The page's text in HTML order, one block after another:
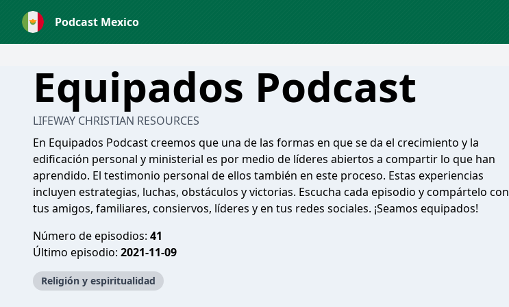
Podcast Mexico
Equipados Podcast
LIFEWAY CHRISTIAN RESOURCES
En Equipados Podcast creemos que una de las formas en que se da el crecimiento y la
edificación personal y ministerial es por medio de líderes abiertos a compartir lo que han
aprendido. El testimonio personal de ellos también en este proceso. Estas experiencias
incluyen estrategias, luchas, obstáculos y victorias. Escucha cada episodio y compártelo con
tus amigos, familiares, consiervos, líderes y en tus redes sociales. ¡Seamos equipados!
Número de episodios: 41
Último episodio: 2021-11-09
Religión y espiritualidad